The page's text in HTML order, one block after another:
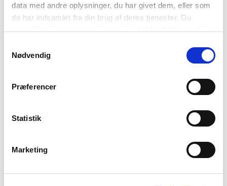
data med andre oplysninger, du har givet dem, eller som
de har indsamlet fra din brug af deres tjenester. Du
samtykker til vores cookies, ved at klikke OK herunder.
Nødvendig
Præferencer
Statistik
Marketing
Fag: Historie & Idræt
Målgruppe:5.-10. klasse og
ungdomsuddannelser
Varighed
Pris
Kontakt Nyborg Slot og
65 31 02 07